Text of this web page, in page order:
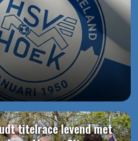
titelrace levend met